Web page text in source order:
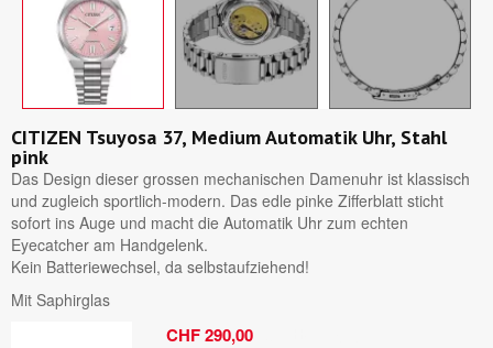
CITIZEN Tsuyosa 37, Medium Automatik Uhr, Stahl
pink
Das Design dieser grossen mechanischen Damenuhr ist klassisch
und zugleich sportlich-modern. Das edle pinke Zifferblatt sticht
sofort ins Auge und macht die Automatik Uhr zum echten
Eyecatcher am Handgelenk.
Kein Batteriewechsel, da selbstaufziehend!
Mit Saphirglas
CHF 290,00